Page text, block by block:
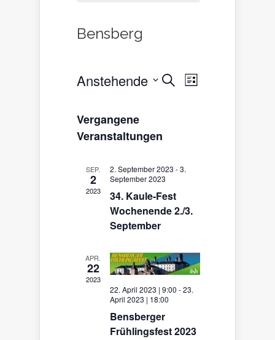
Bensberg
Veranstaltungen
Suche
Navigation
Suche
Ansichten-
Liste
Anstehende
Vergangene
Veranstaltungen
SEP.
2
2023
2. September 2023 -3.
September 2023
34. Kaule-Fest
Wochenende 2./3.
September
APR.
22
2023
22. April 2023 | 9:00 -23.
April 2023 | 18:00
Bensberger
Frühlingsfest 2023